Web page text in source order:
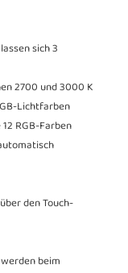
sich 3
2700 und 3000 K
Lichtfarben
RGB-Farben
den Touch-
beim